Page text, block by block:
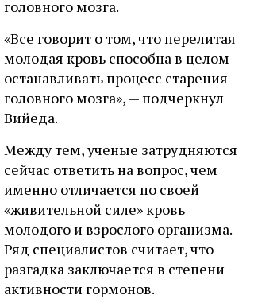
головного мозга.
«Все говорит о том, что перелитая
молодая кровь способна в целом
останавливать процесс старения
головного мозга», — подчеркнул
Вийеда.
Между тем, ученые затрудняются
сейчас ответить на вопрос, чем
именно отличается по своей
«живительной силе» кровь
молодого и взрослого организма.
Ряд специалистов считает, что
разгадка заключается в степени
активности гормонов.